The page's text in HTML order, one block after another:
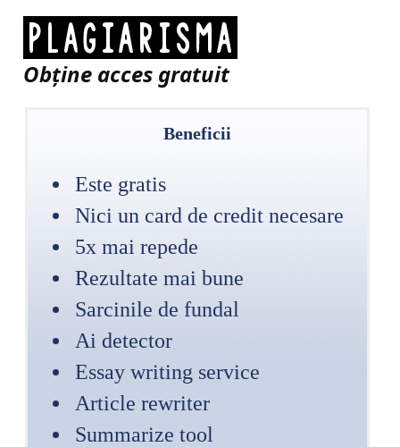
Obţine acces gratuit
Beneficii
Este gratis
Nici un card de credit necesare
5x mai repede
Rezultate mai bune
Sarcinile de fundal
Ai detector
Essay writing service
Article rewriter
Summarize tool